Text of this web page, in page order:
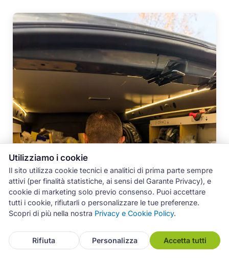
Utilizziamo i cookie
Il sito utilizza cookie tecnici e analitici di prima parte sempre
attivi (per finalità statistiche, ai sensi del Garante Privacy), e
cookie di marketing solo previo consenso. Puoi accettare
tutti i cookie, rifiutarli o personalizzare le tue preferenze.
Scopri di più nella nostra Privacy e Cookie Policy.
Rifiuta Personalizza Accetta tutti